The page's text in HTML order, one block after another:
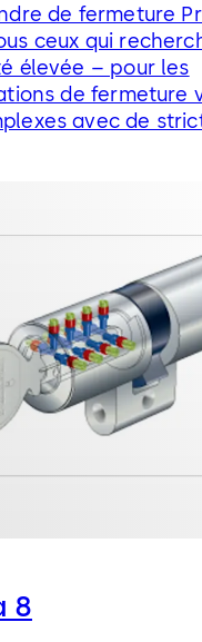
de fermeture
ceux qui
élevée – pour les
de fermeture
avec de
8